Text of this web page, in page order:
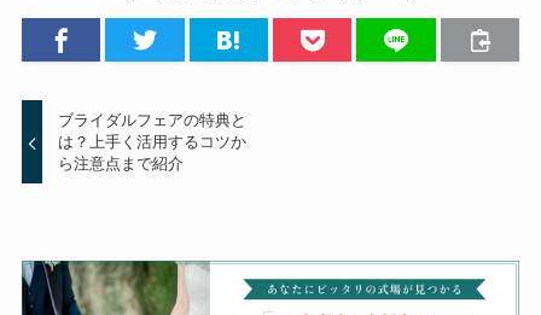
ブライダルフェアの特典と
は？上手く活用するコツか
ら注意点まで紹介